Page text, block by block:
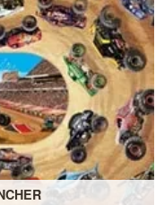
74 et 104 pièces